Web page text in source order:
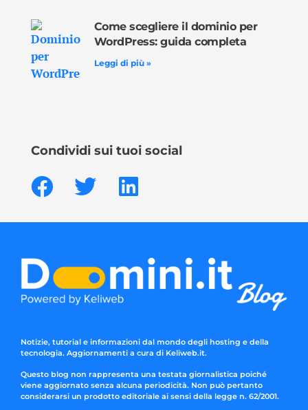
Come scegliere il dominio per
WordPress: guida completa
Leggi di più »
Condividi sui tuoi social
Notizie, tutorial e informazioni dal mondo degli hosting e della
tecnologia. Aggiornamenti a cura di Keliweb.it.
Questo blog non rappresenta una testata giornalistica poiché
viene aggiornato senza alcuna periodicità. Non può pertanto
considerarsi un prodotto editoriale ai sensi della legge n. 62/2001.